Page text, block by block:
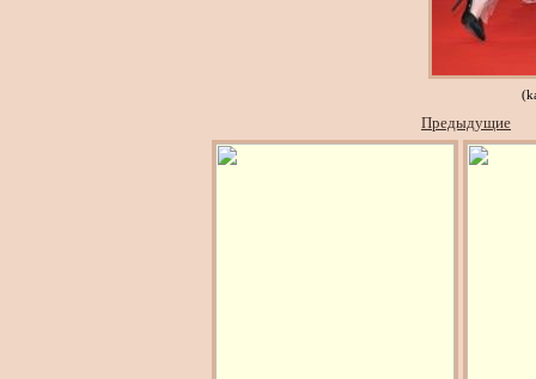
Предыдущие